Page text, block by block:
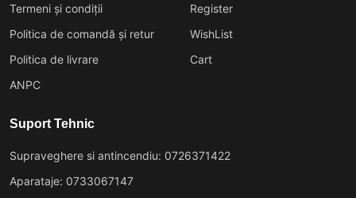
Termeni și condiții
Politica de comandă și retur
Politica de livrare
ANPC
Register
WishList
Cart
Suport Tehnic
Supraveghere si antincendiu: 0726371422
Aparataje: 0733067147